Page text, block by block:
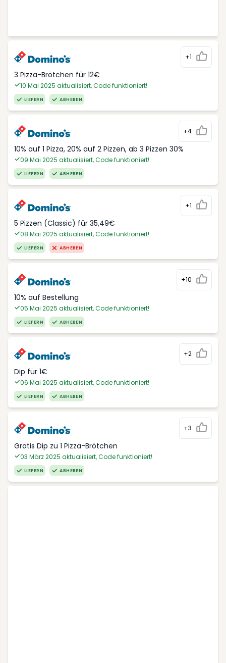
+1
3 Pizza-Brötchen für 12€
10 Mai 2025 aktualisiert, Code funktioniert!
LIEFERN ABHEBEN
+4
10% auf 1 Pizza, 20% auf 2 Pizzen, ab 3 Pizzen 30%
09 Mai 2025 aktualisiert, Code funktioniert!
LIEFERN ABHEBEN
+1
5 Pizzen (Classic) für 35,49€
08 Mai 2025 aktualisiert, Code funktioniert!
LIEFERN ABHEBEN
+10
10% auf Bestellung
05 Mai 2025 aktualisiert, Code funktioniert!
LIEFERN ABHEBEN
+2
Dip für 1€
06 Mai 2025 aktualisiert, Code funktioniert!
LIEFERN ABHEBEN
+3
Gratis Dip zu 1 Pizza-Brötchen
03 März 2025 aktualisiert, Code funktioniert!
LIEFERN ABHEBEN